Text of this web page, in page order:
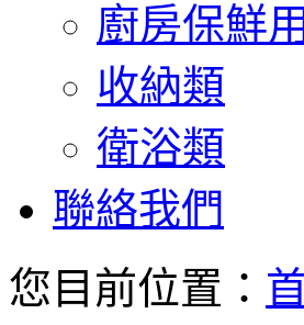
廚房保鮮
收納類
衛浴類
聯絡我們
您目前位置：